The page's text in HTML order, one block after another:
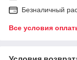
Безналичный
Все условия